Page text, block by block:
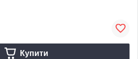
Купити